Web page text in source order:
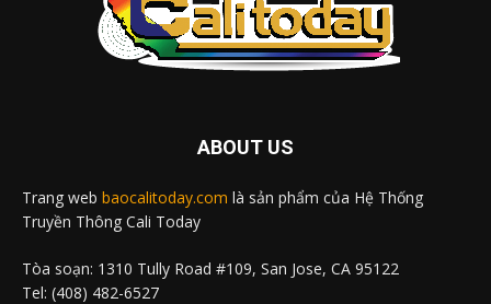
ABOUT US
Trang web baocalitoday.com là sản phẩm của Hệ Thống
Truyền Thông Cali Today
Tòa soạn: 1310 Tully Road #109, San Jose, CA 95122
Tel: (408) 482-6527